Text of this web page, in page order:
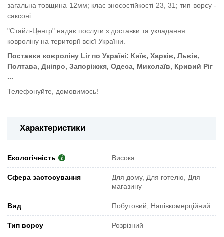
загальна товщина 12мм; клас зносостійкості 23, 31; тип ворсу -
саксоні.
"Стайл-Центр" надає послуги з доставки та укладання
ковроліну на території всієї України.
Поставки ковроліну Lir по Україні: Київ, Харків, Львів,
Полтава, Дніпро, Запоріжжя, Одеса, Миколаїв, Кривий Ріг
...
Телефонуйте, домовимось!
Характеристики
Екологічність Висока
Сфера застосування
Для дому, Для готелю, Для
магазину
Вид Побутовий, Напівкомерційний
Тип ворсу Розрізний